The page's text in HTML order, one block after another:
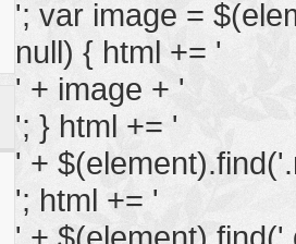
'; var image =
null) { html += '
' + image + '
'; } html += '
' +
'; html += '
' +